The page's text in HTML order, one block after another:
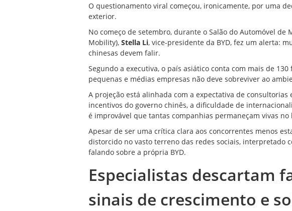
O questionamento viral começou, ironicamente, por uma
exterior.
No começo de setembro, durante o Salão do Automóvel de
Mobility), Stella Li, vice-presidente da BYD, fez um alerta:
chinesas devem falir.
Segundo a executiva, o país asiático conta com mais de
pequenas e médias empresas não deve sobreviver ao
A projeção está alinhada com a expectativa de consultorias
incentivos do governo chinês, a dificuldade de
é improvável que tantas companhias permaneçam vivas no
Apesar de ser uma crítica clara aos concorrentes menos
distorcido no vasto terreno das redes sociais, interpretado
falando sobre a própria BYD.
Especialistas descartam
sinais de crescimento e